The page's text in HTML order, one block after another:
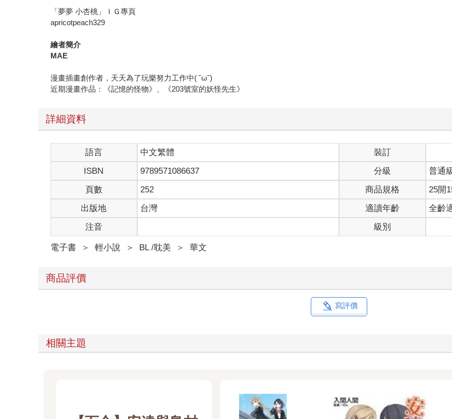
「夢夢 小杏桃」ＩＧ專頁
apricotpeach329
繪者簡介
MAE
漫畫插畫創作者，天天為了玩樂努力工作中( ˘ω˘)
近期漫畫作品：《記憶的怪物》、《203號室的妖怪先生》
詳細資料
語言 中文繁體
裝訂
ISBN
9789571086637 分級
普通
頁數
252 商品規格
25開
出版地
台灣 適讀年齡
全齡
注音
級別
電子書 ＞ 輕小說 ＞ BL /耽美 ＞ 華文
商品評價
寫評價
相關主題